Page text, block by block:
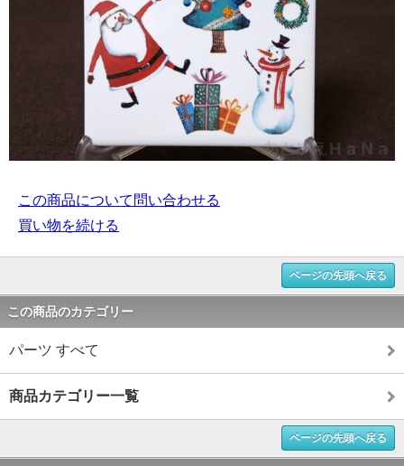
この商品について問い合わせる
買い物を続ける
ページの先頭へ戻る
この商品のカテゴリー
パーツ すべて
商品カテゴリー一覧
ページの先頭へ戻る